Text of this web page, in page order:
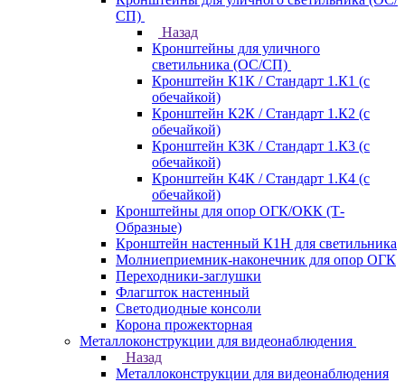
СП)
Назад
Кронштейны для уличного
светильника (ОС/СП)
Кронштейн К1К / Стандарт 1.К1 (с
обечайкой)
Кронштейн К2К / Стандарт 1.К2 (с
обечайкой)
Кронштейн К3К / Стандарт 1.К3 (с
обечайкой)
Кронштейн К4К / Стандарт 1.К4 (с
обечайкой)
Кронштейны для опор ОГК/ОКК (Т-
Образные)
Кронштейн настенный К1Н для светильника
Молниеприемник-наконечник для опор ОГК
Переходники-заглушки
Флагшток настенный
Светодиодные консоли
Корона прожекторная
Металлоконструкции для видеонаблюдения
Назад
Металлоконструкции для видеонаблюдения